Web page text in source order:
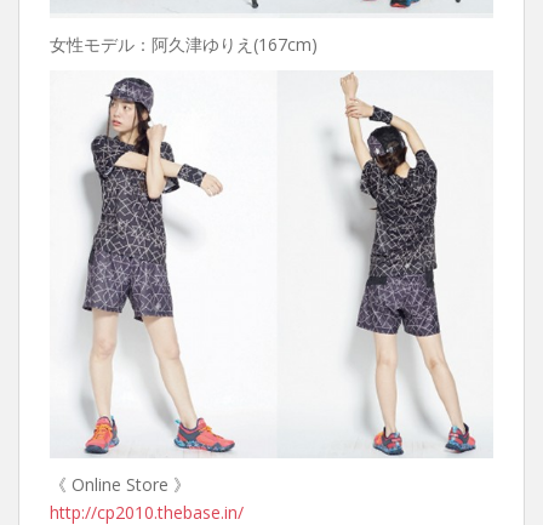
女性モデル：阿久津ゆりえ(167cm)
《 Online Store 》
http://cp2010.thebase.in/